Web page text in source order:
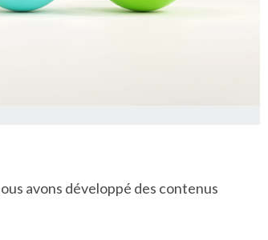
avons développé des contenus